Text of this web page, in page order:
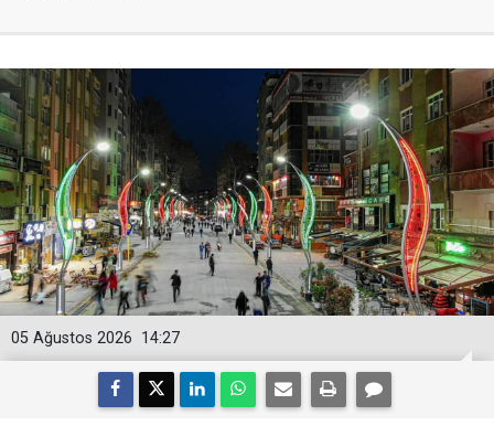
14:27
05 Ağustos 2026